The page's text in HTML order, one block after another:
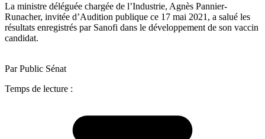
La ministre déléguée chargée de l’Industrie, Agnès Pannier-
Runacher, invitée d’Audition publique ce 17 mai 2021, a salué les
résultats enregistrés par Sanofi dans le développement de son vaccin
candidat.
Par Public Sénat
Temps de lecture :